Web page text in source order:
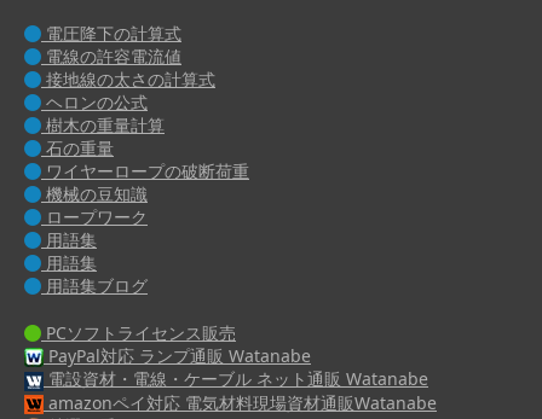
電圧降下の計算式
電線の許容電流値
接地線の太さの計算式
ヘロンの公式
樹木の重量計算
石の重量
ワイヤーロープの破断荷重
機械の豆知識
ロープワーク
用語集
用語集
用語集ブログ
PCソフトライセンス販売
PayPal対応 ランプ通販 Watanabe
電設資材・電線・ケーブル ネット通販 Watanabe
amazonペイ対応 電気材料現場資材通販Watanabe